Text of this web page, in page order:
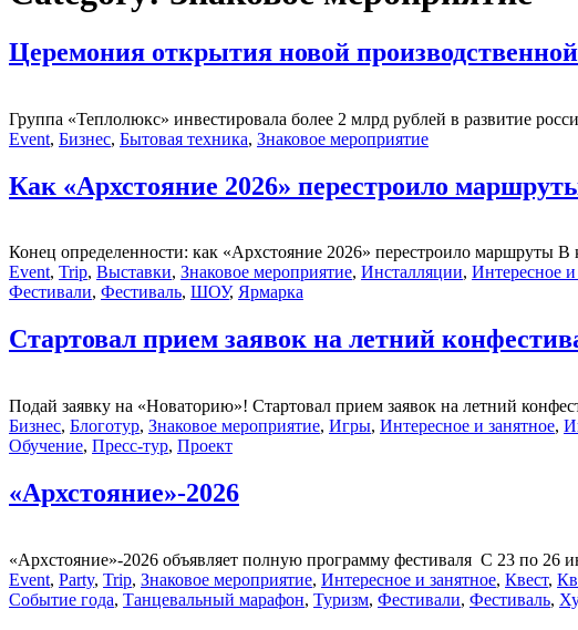
Церемония открытия новой
Группа «Теплолюкс» инвестировала более 2 млрд рублей в развитие
Event, Бизнес, Бытовая техника, Знаковое мероприятие
Как «Архстояние 2026» перестроило
Конец определенности: как «Архстояние 2026» перестроило маршруты
Event, Trip, Выставки, Знаковое мероприятие, Инсталляции, Интересное и
Фестивали, Фестиваль, ШОУ, Ярмарка
Стартовал прием заявок на летний
Подай заявку на «Новаторию»! Стартовал прием заявок на летний
Бизнес, Блоготур, Знаковое мероприятие, Игры, Интересное и занятное,
Обучение, Пресс-тур, Проект
«Архстояние»-2026
«Архстояние»-2026 объявляет полную программу фестиваля С 23 по 26
Event, Party, Trip, Знаковое мероприятие, Интересное и занятное, Квест,
Событие года, Танцевальный марафон, Туризм, Фестивали, Фестиваль,